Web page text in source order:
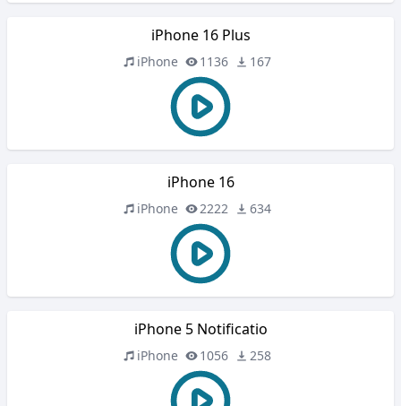
iPhone 16 Plus
iPhone 1136 167
iPhone 16
iPhone 2222 634
iPhone 5 Notificatio
iPhone 1056 258